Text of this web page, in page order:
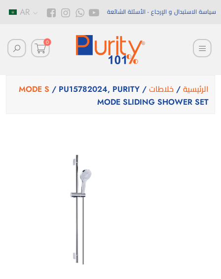
AR سياسة الاستبدال و الإرجاع الأسئلة الشائعة
0
الرئيسية / خلاطات /
MODE S / PU15782024, PURITY
MODE SLIDING SHOWER SET